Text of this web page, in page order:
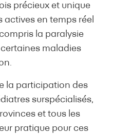
précieux et unique
en temps réel
la paralysie
maladies
la participation des
surspécialisés,
et tous les
pratique pour ces